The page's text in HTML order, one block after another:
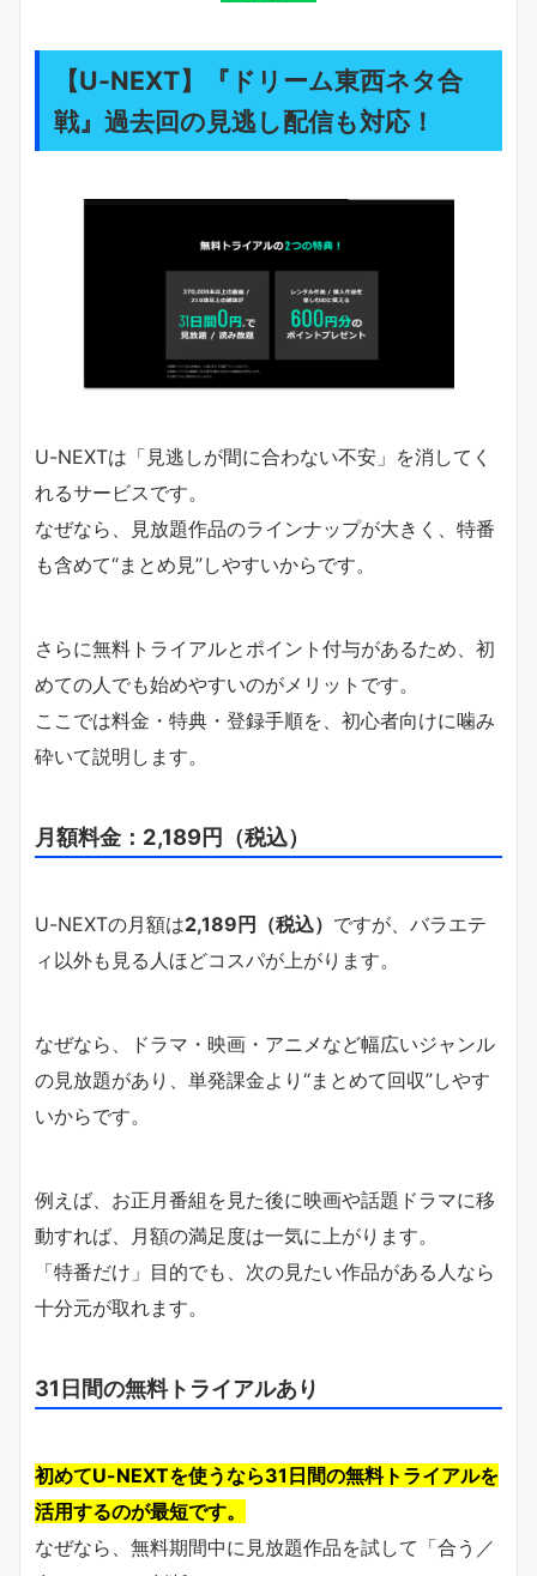
【U-NEXT】『ドリーム東西ネタ合
戦』過去回の見逃し配信も対応！
U-NEXTは「見逃しが間に合わない不安」を消してく
れるサービスです。
なぜなら、見放題作品のラインナップが大きく、特番
も含めて“まとめ見”しやすいからです。
さらに無料トライアルとポイント付与があるため、初
めての人でも始めやすいのがメリットです。
ここでは料金・特典・登録手順を、初心者向けに噛み
砕いて説明します。
月額料金：2,189円（税込）
U-NEXTの月額は2,189円（税込） ですが、バラエテ
ィ以外も見る人ほどコスパが上がります。
なぜなら、ドラマ・映画・アニメなど幅広いジャンル
の見放題があり、単発課金より“まとめて回収”しやす
いからです。
例えば、お正月番組を見た後に映画や話題ドラマに移
動すれば、月額の満足度は一気に上がります。
「特番だけ」目的でも、次の見たい作品がある人なら
十分元が取れます。
31日間の無料トライアルあり
初めてU-NEXTを使うなら31日間の無料トライアルを
活用するのが最短です。
なぜなら、無料期間中に見放題作品を試して「合う／